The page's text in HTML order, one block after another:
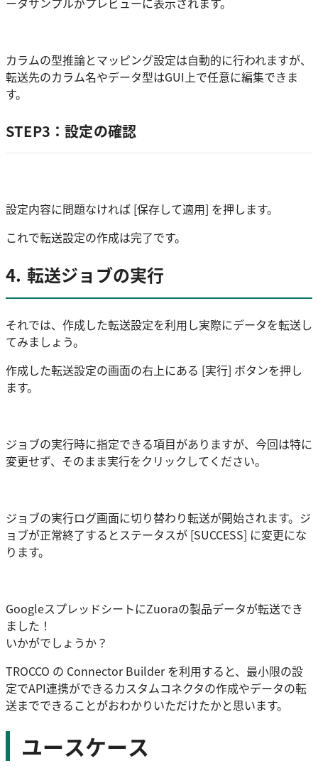
カラムの型推論とマッピング設定は自動的に行われますが、
転送先のカラム名やデータ型はGUI上で任意に編集できま
す。
STEP3：設定の確認
設定内容に問題なければ [保存して適用] を押します。
これで転送設定の作成は完了です。
4. 転送ジョブの実行
それでは、作成した転送設定を利用し実際にデータを転送し
てみましょう。
作成した転送設定の画面の右上にある [実行] ボタンを押し
ます。
ジョブの実行時に指定できる項目がありますが、今回は特に
変更せず、そのまま実行をクリックしてください。
ジョブの実行ログ画面に切り替わり転送が開始されます。ジ
ョブが正常終了するとステータスが [SUCCESS] に変更にな
ります。
GoogleスプレッドシートにZuoraの製品データが転送でき
ました！
いかがでしょうか？
TROCCO の Connector Builder を利用すると、最小限の設
定でAPI連携ができるカスタムコネクタの作成やデータの転
送までできることがおわかりいただけたかと思います。
ユースケース